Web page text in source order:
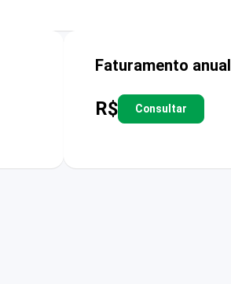
Faturamento anual
R$ Consultar